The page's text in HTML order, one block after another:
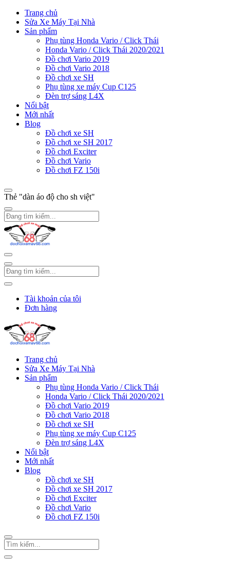
Trang chủ
Sửa Xe Máy Tại Nhà
Sản phẩm
Phụ tùng Honda Vario / Click Thái
Honda Vario / Click Thái 2020/2021
Đồ chơi Vario 2019
Đồ chơi Vario 2018
Đồ chơi xe SH
Phụ tùng xe máy Cup C125
Đèn trợ sáng L4X
Nổi bật
Mới nhất
Blog
Đồ chơi xe SH
Đồ chơi xe SH 2017
Đồ chơi Exciter
Đồ chơi Vario
Đồ chơi FZ 150i
Thẻ "dàn áo độ cho sh việt"
Tài khoản của tôi
Đơn hàng
Trang chủ
Sửa Xe Máy Tại Nhà
Sản phẩm
Phụ tùng Honda Vario / Click Thái
Honda Vario / Click Thái 2020/2021
Đồ chơi Vario 2019
Đồ chơi Vario 2018
Đồ chơi xe SH
Phụ tùng xe máy Cup C125
Đèn trợ sáng L4X
Nổi bật
Mới nhất
Blog
Đồ chơi xe SH
Đồ chơi xe SH 2017
Đồ chơi Exciter
Đồ chơi Vario
Đồ chơi FZ 150i